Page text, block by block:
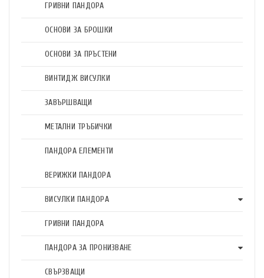
ГРИВНИ ПАНДОРА
ОСНОВИ ЗА БРОШКИ
ОСНОВИ ЗА ПРЪСТЕНИ
ВИНТИДЖ ВИСУЛКИ
ЗАВЪРШВАЩИ
МЕТАЛНИ ТРЪБИЧКИ
ПАНДОРА ЕЛЕМЕНТИ
ВЕРИЖКИ ПАНДОРА
ВИСУЛКИ ПАНДОРА
ГРИВНИ ПАНДОРА
ПАНДОРА ЗА ПРОНИЗВАНЕ
СВЪРЗВАЩИ